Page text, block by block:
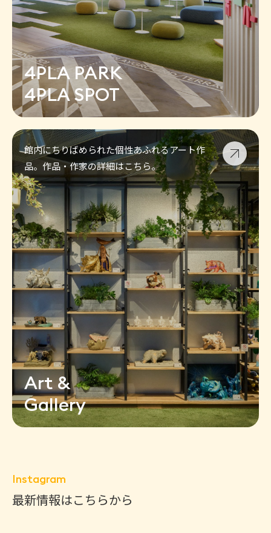
4PLA PARK
4PLA SPOT
Art &
Gallery
館内にちりばめられた個性あふれるアート作
品。作品・作家の詳細はこちら。
Instagram
最新情報はこちらから